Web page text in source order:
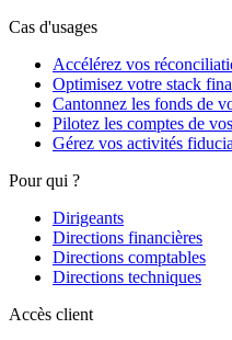
Cas d'usages
Accélérez vos
Optimisez votre stack
Cantonnez les fonds de
Pilotez les comptes de
Gérez vos activités
Pour qui ?
Dirigeants
Directions financières
Directions comptables
Directions techniques
Accès client